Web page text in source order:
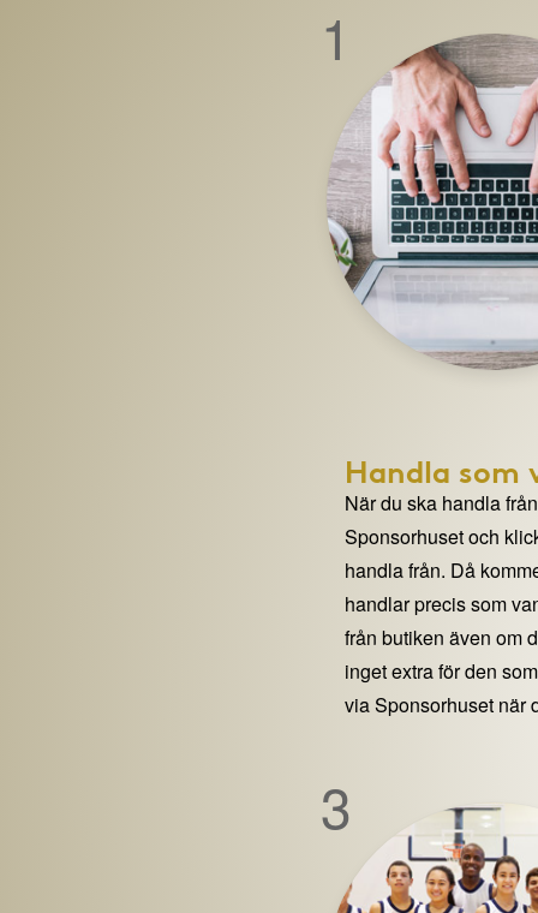
1
Handla som
När du ska handla
Sponsorhuset och
handla från. Då
handlar precis som
från butiken även om
inget extra för den
via Sponsorhuset när
3